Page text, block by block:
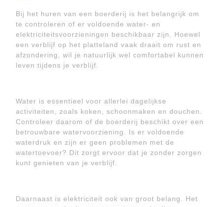
Bij het huren van een boerderij is het belangrijk om
te controleren of er voldoende water- en
elektriciteitsvoorzieningen beschikbaar zijn. Hoewel
een verblijf op het platteland vaak draait om rust en
afzondering, wil je natuurlijk wel comfortabel kunnen
leven tijdens je verblijf.
Water is essentieel voor allerlei dagelijkse
activiteiten, zoals koken, schoonmaken en douchen.
Controleer daarom of de boerderij beschikt over een
betrouwbare watervoorziening. Is er voldoende
waterdruk en zijn er geen problemen met de
watertoevoer? Dit zorgt ervoor dat je zonder zorgen
kunt genieten van je verblijf.
Daarnaast is elektriciteit ook van groot belang. Het